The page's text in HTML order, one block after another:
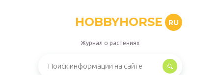
HOBBYHORSE RU
Журнал о растениях